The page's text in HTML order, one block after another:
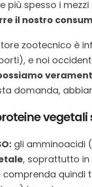
più spesso i
il nostro
zootecnico è
e noi
domanda,
gli amminoacidi
, soprattutto in
comprenda quindi